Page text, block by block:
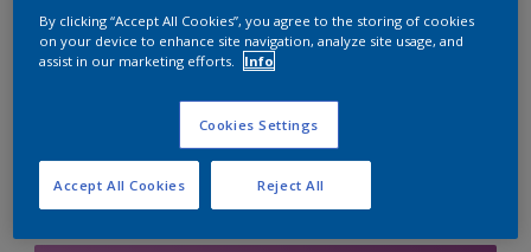
Op dit moment is het niet mogelijk dit product online
er hard aan om de voorraad aan te vullen.
By clicking “Accept All Cookies”, you agree to the storing of cookies
on your device to enhance site navigation, analyze site usage, and
assist in our marketing efforts.
Info
Cookies Settings
Reject All
Accept All Cookies